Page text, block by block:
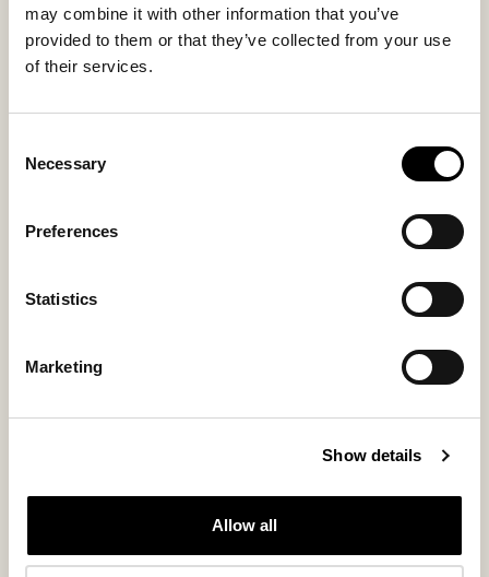
may combine it with other information that you’ve
provided to them or that they’ve collected from your use
of their services.
Selection
Necessary
Preferences
Statistics
Marketing
Show details
Allow all
environnement qui leur est naturel. Ils doivent
bénéficier d'une surveillance constante et être par
ailleurs soignés de manière à promouvoir la santé des
mulesing.
bateau.
savez qu'il a été créé avec soin. Pour nous assurer que
nous avons des exigences élevées et pensons de
manière consciente dans toutes nos actions. Nous
imposons à nos fournisseurs?